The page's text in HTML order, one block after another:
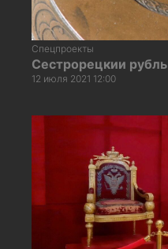
Спецпроекты
Сестрорецкии рубль
12 июля 2021 12:00